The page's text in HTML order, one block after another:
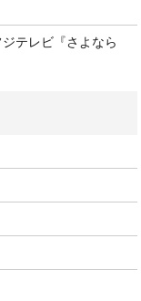
テレビ『さよなら